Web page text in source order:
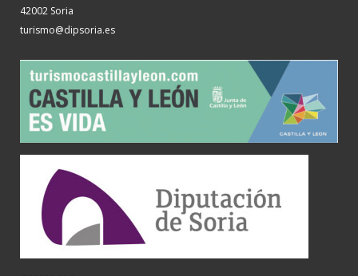
42002 Soria
turismo@dipsoria.es